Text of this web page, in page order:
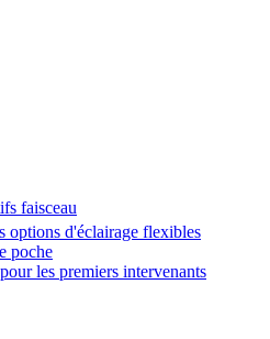
faisceau
options d'éclairage flexibles
poche
les premiers intervenants